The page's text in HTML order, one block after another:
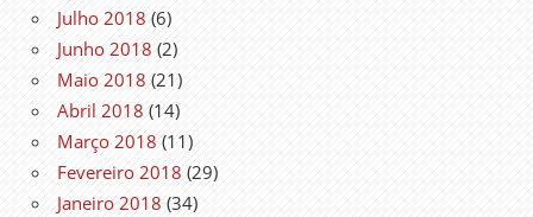
Julho 2018 (6)
Junho 2018 (2)
Maio 2018 (21)
Abril 2018 (14)
Março 2018 (11)
Fevereiro 2018 (29)
Janeiro 2018 (34)